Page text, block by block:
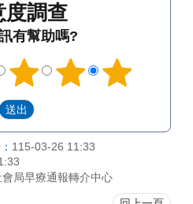
度調查
有幫助嗎?
115-03-26 11:33
局早療通報轉介中心